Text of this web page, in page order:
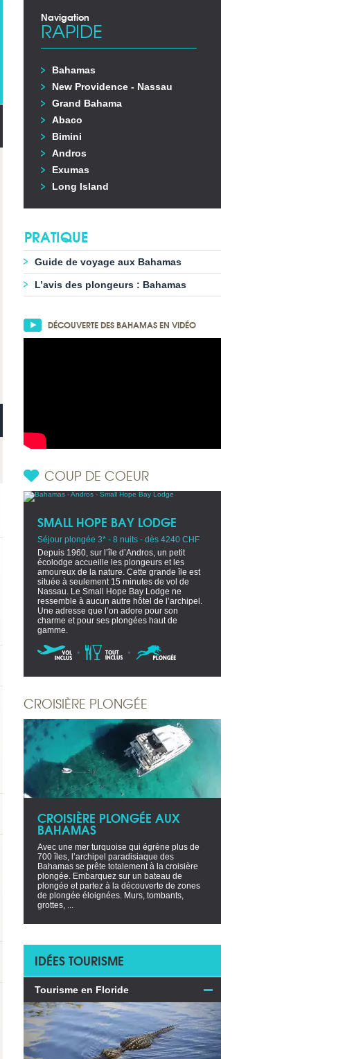
Navigation
RAPIDE
Bahamas
New Providence - Nassau
Grand Bahama
Abaco
Bimini
Andros
Exumas
Long Island
PRATIQUE
Guide de voyage aux Bahamas
L’avis des plongeurs : Bahamas
DÉCOUVERTE DES BAHAMAS EN VIDÉO
COUP DE COEUR
SMALL HOPE BAY LODGE
Séjour plongée 3* - 8 nuits - dès 4240 CHF
Depuis 1960, sur l’île d’Andros, un petit
écolodge accueille les plongeurs et les
amoureux de la nature. Cette grande île est
située à seulement 15 minutes de vol de
Nassau. Le Small Hope Bay Lodge ne
ressemble à aucun autre hôtel de l’archipel.
Une adresse que l’on adore pour son
charme et pour ses plongées haut de
gamme.
CROISIÈRE PLONGÉE
CROISIÈRE PLONGÉE AUX
BAHAMAS
Avec une mer turquoise qui égrène plus de
700 îles, l’archipel paradisiaque des
Bahamas se prête totalement à la croisière
plongée. Embarquez sur un bateau de
plongée et partez à la découverte de zones
de plongée éloignées. Murs, tombants,
grottes, ...
IDÉES TOURISME
Tourisme en Floride